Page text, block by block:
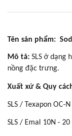
Tên sản phẩm:
Mô tả: SLS ở dạng
nồng đặc trưng.
Xuất xứ & Quy
SLS / Texapon OC-
SLS / Emal 10N -